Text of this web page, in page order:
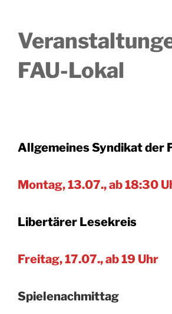
FAU-Lokal
Allgemeines Syndikat der
Montag, 13.07., ab 18:30
Libertärer Lesekreis
Freitag, 17.07., ab 19 Uhr
Spielenachmittag